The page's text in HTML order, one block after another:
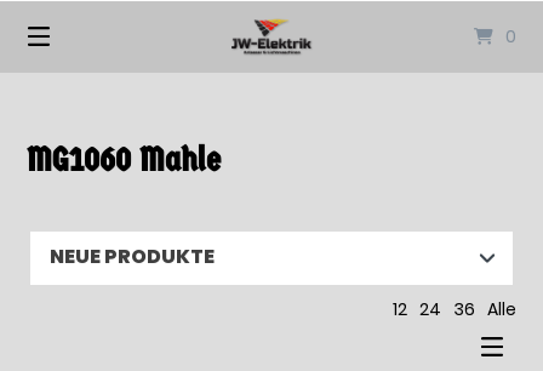
0
MG1060 Mahle
12 24 36 Alle